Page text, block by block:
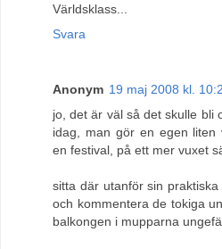
Världsklass...
Svara
Anonym 19 maj 2008 kl.
jo, det är väl så det skulle bli
idag, man gör en egen liten
en festival, på ett mer vuxet
sitta där utanför sin
och kommentera de tokiga
balkongen i mupparna